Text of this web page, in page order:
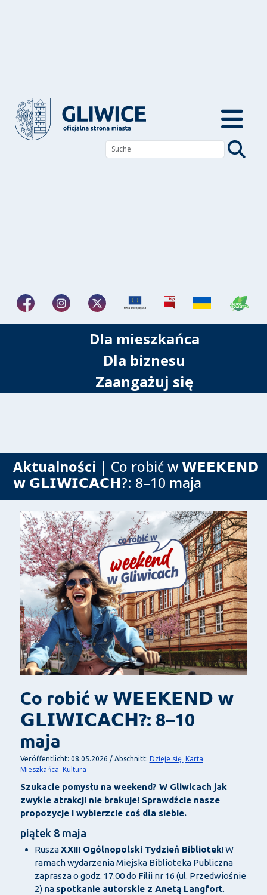
Dla mieszkańca
Dla biznesu
Zaangażuj się
Aktualności | Co robić w 𝗪𝗘𝗘𝗞𝗘𝗡𝗗
𝘄 𝗚𝗟𝗜𝗪𝗜𝗖𝗔𝗖𝗛?: 8–10 maja
Co robić w 𝗪𝗘𝗘𝗞𝗘𝗡𝗗 𝘄
𝗚𝗟𝗜𝗪𝗜𝗖𝗔𝗖𝗛?: 8–10
maja
Veröffentlicht: 08.05.2026 / Abschnitt: Dzieje się Karta
Mieszkańca Kultura
Szukacie pomysłu na weekend? W Gliwicach jak
zwykle atrakcji nie brakuje! Sprawdźcie nasze
propozycje i wybierzcie coś dla siebie.
piątek 8 maja
RuszaXXIII Ogólnopolski Tydzień Bibliotek! W
ramach wydarzenia Miejska Biblioteka Publiczna
zaprasza o godz. 17.00 do Filii nr 16 (ul. Przedwiośnie
2) na spotkanie autorskie z Anetą Langfort.